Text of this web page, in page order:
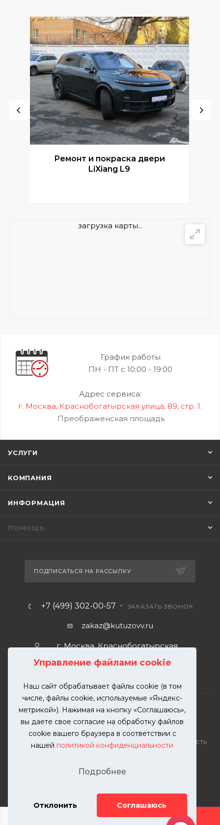
Управление файлами cookie
Наш сайт обрабатывает файлы cookie (в том
числе, файлы cookie, используемые «Яндекс-
метрикой»). Нажимая на кнопку «Соглашаюсь»,
вы даете свое согласие на обработку файлов
cookie вашего браузера в соответствии с
нашей политикой конфиденциальности
Подробнее
Отклонить Соглашаюсь
ДОБАВИТЬ УСЛУГУ
Ремонт и покраска двери
LiXiang L9
загрузка карты...
График работы
ПН - ПТ с 10:00 - 19:00
Адрес сервиса:
г. Москва, Краснобогатырская улица, 89, стр. 1.
Преображенская площадь
УСЛУГИ
КОМПАНИЯ
ИНФОРМАЦИЯ
ПОМОЩЬ
ПОДПИСАТЬСЯ НА РАССЫЛКУ
+7 (499) 302-00-57 ЗАКАЗАТЬ ЗВОНОК
zakaz@kutuzovv.ru
г. Москва, Краснобогатырская
2026 © KUTUZOVV | Кузовной ремонт и покраска
автомобилей. Вся информация на сайте – собственность
разрешения запрещена. Все права защищены.
Телефон: 8(499)-302-00-57